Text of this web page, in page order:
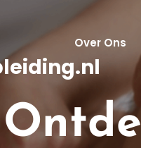
Over Ons